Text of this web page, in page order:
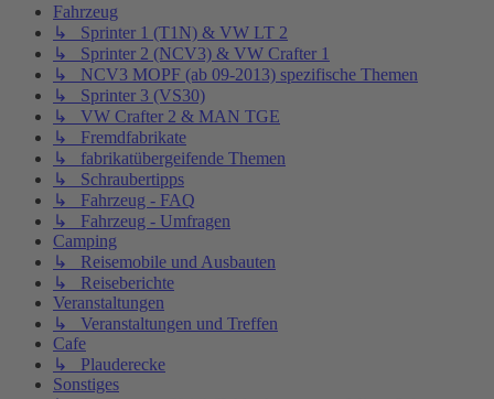
Fahrzeug
↳ Sprinter 1 (T1N) & VW LT 2
↳ Sprinter 2 (NCV3) & VW Crafter 1
↳ NCV3 MOPF (ab 09-2013) spezifische Themen
↳ Sprinter 3 (VS30)
↳ VW Crafter 2 & MAN TGE
↳ Fremdfabrikate
↳ fabrikatübergeifende Themen
↳ Schraubertipps
↳ Fahrzeug - FAQ
↳ Fahrzeug - Umfragen
Camping
↳ Reisemobile und Ausbauten
↳ Reiseberichte
Veranstaltungen
↳ Veranstaltungen und Treffen
Cafe
↳ Plauderecke
Sonstiges